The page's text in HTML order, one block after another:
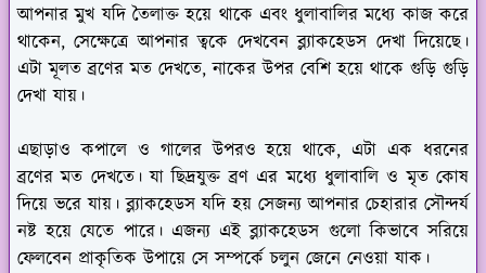
আপনার মুখ যদি তৈলাক্ত হয়ে থাকে এবং ধুলাবালির মধ্যে কাজ করে
থাকেন, সেক্ষেত্রে আপনার ত্বকে দেখবেন ব্ল্যাকহেডস দেখা দিয়েছে।
এটা মূলত ব্রণের মত দেখতে, নাকের উপর বেশি হয়ে থাকে গুড়ি গুড়ি
দেখা যায়।
এছাড়াও কপালে ও গালের উপরও হয়ে থাকে, এটা এক ধরনের
ব্রণের মত দেখতে। যা ছিদ্রযুক্ত ব্রণ এর মধ্যে ধুলাবালি ও মৃত কোষ
দিয়ে ভরে যায়। ব্ল্যাকহেডস যদি হয় সেজন্য আপনার চেহারার সৌন্দর্য
নষ্ট হয়ে যেতে পারে। এজন্য এই ব্ল্যাকহেডস গুলো কিভাবে সরিয়ে
ফেলবেন প্রাকৃতিক উপায়ে সে সম্পর্কে চলুন জেনে নেওয়া যাক।